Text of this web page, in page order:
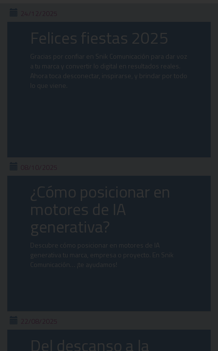
24/12/2025
Felices fiestas 2025
Gracias por confiar en Snik Comunicación para dar voz
a tu marca y convertir lo digital en resultados reales.
Ahora toca desconectar, inspirarse, y brindar por todo
lo que viene.
08/10/2025
¿Cómo posicionar en
motores de IA
generativa?
Descubre cómo posicionar en motores de IA
generativa tu marca, empresa o proyecto. En Snik
Comunicación… ¡te ayudamos!
22/08/2025
Del descanso a la